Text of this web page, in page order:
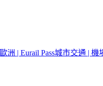
歐洲 | Eurail Pass城市交通 | 機